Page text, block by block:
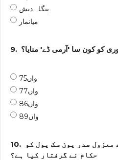
بنگلہ دیش
میانمار
9.
75واں
77واں
86واں
89واں
10. صدر یون سک یول کو
حکام نے گرفتار کیا ہے؟